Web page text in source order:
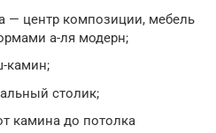
— центр композиции, мебель
а-ля модерн;
камин;
столик;
камина до потолка